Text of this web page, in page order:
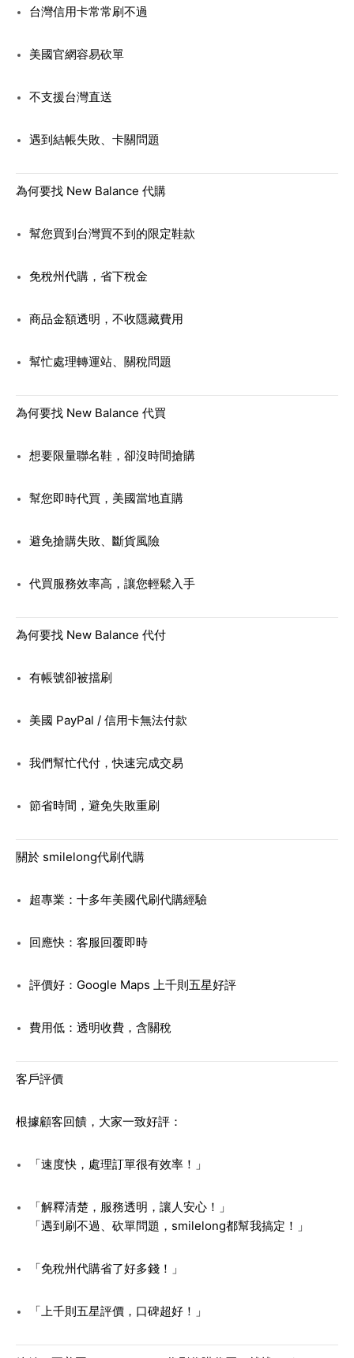
台灣信用卡常常刷不過
美國官網容易砍單
不支援台灣直送
遇到結帳失敗、卡關問題
為何要找 New Balance 代購
幫您買到台灣買不到的限定鞋款
免稅州代購，省下稅金
商品金額透明，不收隱藏費用
幫忙處理轉運站、關稅問題
為何要找 New Balance 代買
想要限量聯名鞋，卻沒時間搶購
幫您即時代買，美國當地直購
避免搶購失敗、斷貨風險
代買服務效率高，讓您輕鬆入手
為何要找 New Balance 代付
有帳號卻被擋刷
美國 PayPal / 信用卡無法付款
我們幫忙代付，快速完成交易
節省時間，避免失敗重刷
關於 smilelong代刷代購
超專業：十多年美國代刷代購經驗
回應快：客服回覆即時
評價好：Google Maps 上千則五星好評
費用低：透明收費，含關稅
客戶評價
根據顧客回饋，大家一致好評：
「速度快，處理訂單很有效率！」
「解釋清楚，服務透明，讓人安心！」
「遇到刷不過、砍單問題，smilelong都幫我搞定！」
「免稅州代購省了好多錢！」
「上千則五星評價，口碑超好！」